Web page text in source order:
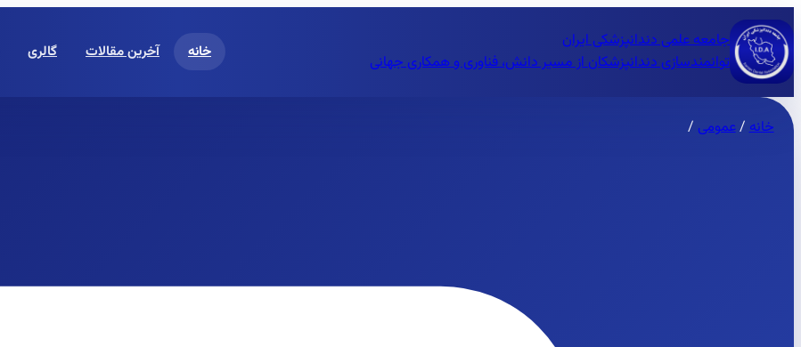
جامعه علمی دندانپزشکی ایران
توانمندسازی دندانپزشکان از مسیر دانش، فناوری و همکاری جهانی
خانه آخرین مقالات گالری
خانه/عمومی /